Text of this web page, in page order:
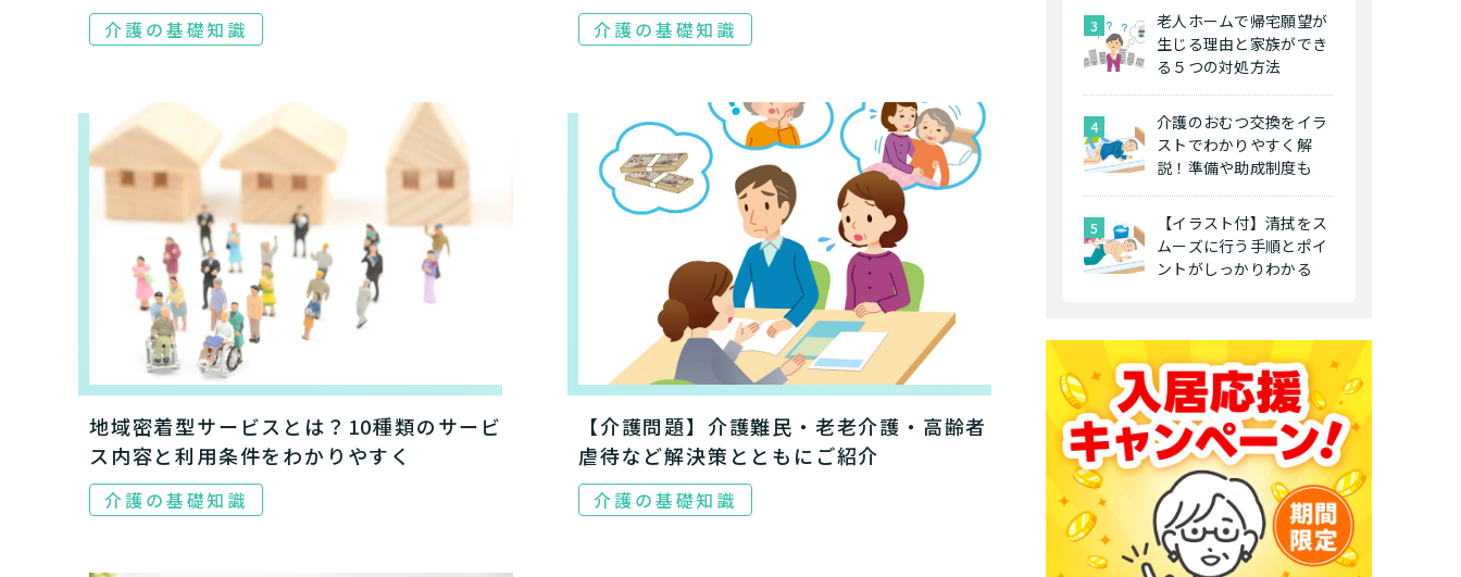
介護の基礎知識 介護の基礎知識
地域密着型サービスとは？10種類のサービ
ス内容と利用条件をわかりやすく
介護の基礎知識
【介護問題】介護難民・老老介護・高齢者
虐待など解決策とともにご紹介
介護の基礎知識
老人ホームで帰宅願望が
生じる理由と家族ができ
る５つの対処方法
介護のおむつ交換をイラ
ストでわかりやすく解
説！準備や助成制度も
【イラスト付】清拭をス
ムーズに行う手順とポイ
ントがしっかりわかる